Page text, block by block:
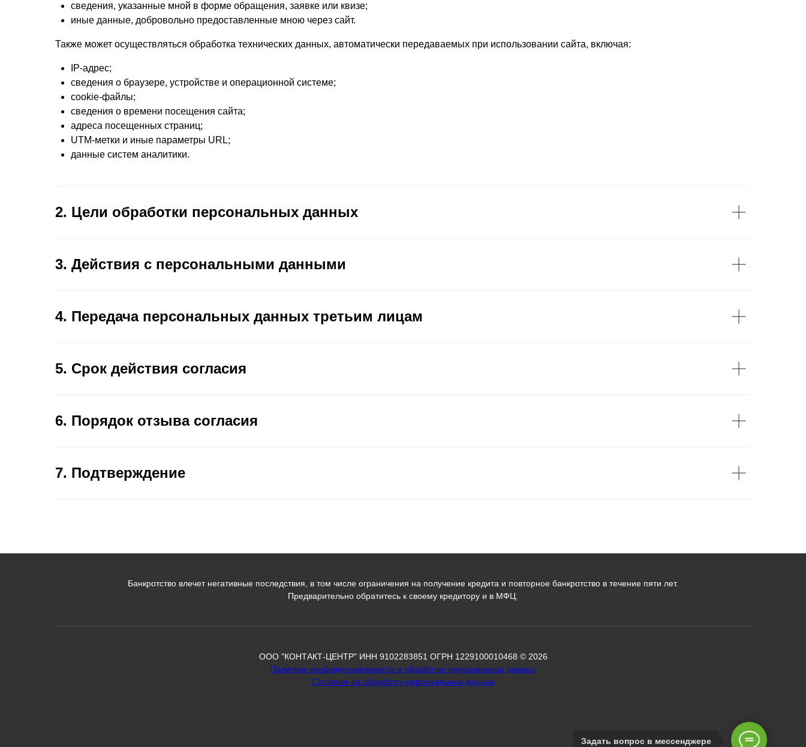
Задать вопрос в мессенджере
сведения, указанные мной в форме обращения, заявке или квизе;
иные данные, добровольно предоставленные мною через сайт.
Также может осуществляться обработка технических данных, автоматически передаваемых при использовании сайта, включая:
IP-адрес;
сведения о браузере, устройстве и операционной системе;
cookie-файлы;
сведения о времени посещения сайта;
адреса посещенных страниц;
UTM-метки и иные параметры URL;
данные систем аналитики.
2. Цели обработки персональных данных
3. Действия с персональными данными
4. Передача персональных данных третьим лицам
5. Срок действия согласия
6. Порядок отзыва согласия
7. Подтверждение
Банкротство влечет негативные последствия, в том числе ограничения на получение кредита и повторное банкротство в течение пяти лет.
Предварительно обратитесь к своему кредитору и в МФЦ.
ООО "КОНТАКТ-ЦЕНТР" ИНН 9102283851 ОГРН 1229100010468 © 2026
Политика конфиденциальности и обработки персональных данных
Согласие на обработку персональных данных